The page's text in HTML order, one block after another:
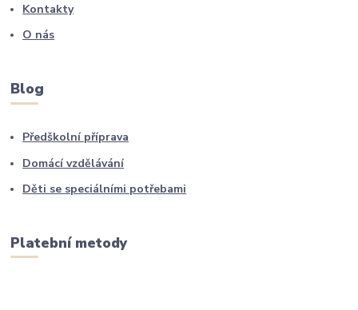
Kontakty
O nás
Blog
Předškolní příprava
Domácí vzdělávání
Děti se speciálními potřebami
Platební metody